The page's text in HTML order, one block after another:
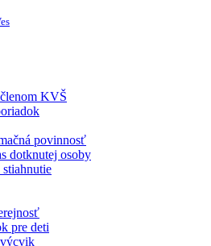
KVŠ
povinnosť
dotknutej osoby
pre deti